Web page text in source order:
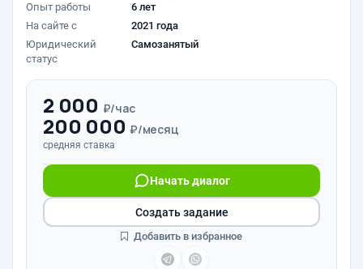
Опыт работы
6 лет
На сайте с
2021 года
Юридический
статус
Самозанятый
2 000 ₽/час
200 000 ₽/месяц
средняя ставка
Начать диалог
Создать задание
Добавить в избранное